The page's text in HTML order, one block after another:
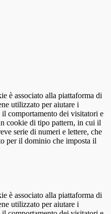
è associato alla piattaforma di
utilizzato per aiutare i
comportamento dei visitatori e
cookie di tipo pattern, in cui il
serie di numeri e lettere, che
per il dominio che imposta il
è associato alla piattaforma di
utilizzato per aiutare i